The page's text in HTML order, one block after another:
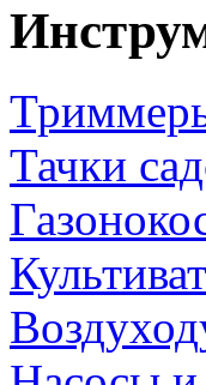
Тачки